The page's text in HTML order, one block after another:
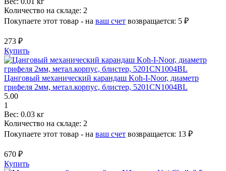
Количество на складе: 2
Покупаете этот товар - на ваш счет возвращается: 5 ₽
273 ₽
Купить
Цанговый механический карандаш Koh-I-Noor, диаметр
грифеля 2мм, метал.корпус, блистер, 5201CN1004BL
5.00
1
Вес: 0.03 кг
Количество на складе: 2
Покупаете этот товар - на ваш счет возвращается: 13 ₽
670 ₽
Купить